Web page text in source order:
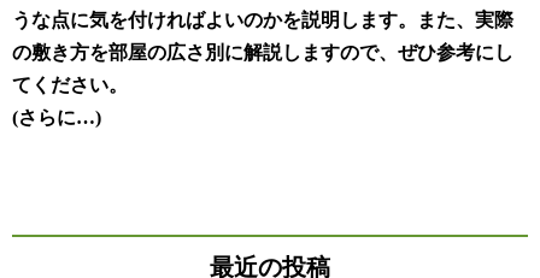
うな点に気を付ければよいのかを説明します。また、実際
の敷き方を部屋の広さ別に解説しますので、ぜひ参考にし
てください。
(さらに…)
最近の投稿